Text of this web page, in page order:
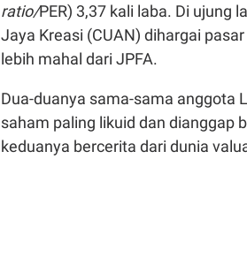
ratio/PER) 3,37 kali laba. Di ujung
Jaya Kreasi (CUAN) dihargai
lebih mahal dari JPFA.
Dua-duanya sama-sama anggota
saham paling likuid dan dianggap
keduanya bercerita dari dunia